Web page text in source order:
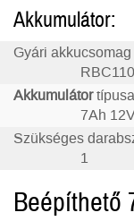
Akkumulátor:
Gyári
RBC110
Akkumulátor
7Ah
Szükséges
1
Beépíthető